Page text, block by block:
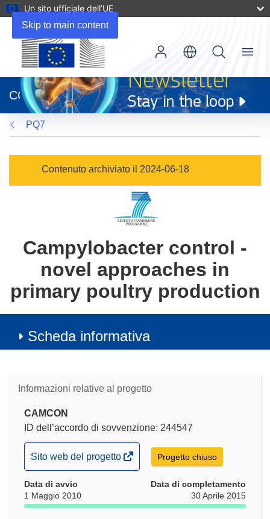
Skip to main content
Un sito ufficiale dell’UE
apre
in
una
nuova
finestra)
CORDIS
Menu
PQ7
Contenuto archiviato il 2024-06-18
Campylobacter control -
novel approaches in
primary poultry production
Scheda informativa
Informazioni relative al progetto
CAMCON
ID dell’accordo di sovvenzione: 244547
(si
apre
in
una
Sito web del progetto Progetto chiuso
Data di avvio
1 Maggio 2010
Data di completamento
30 Aprile 2015